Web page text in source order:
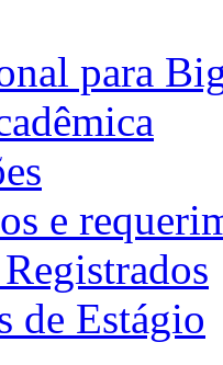
para
e
de Estágio